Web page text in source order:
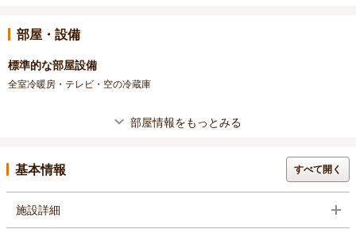
部屋・設備
標準的な部屋設備
全室冷暖房・テレビ・空の冷蔵庫
部屋情報をもっとみる
基本情報 すべて開く
施設詳細